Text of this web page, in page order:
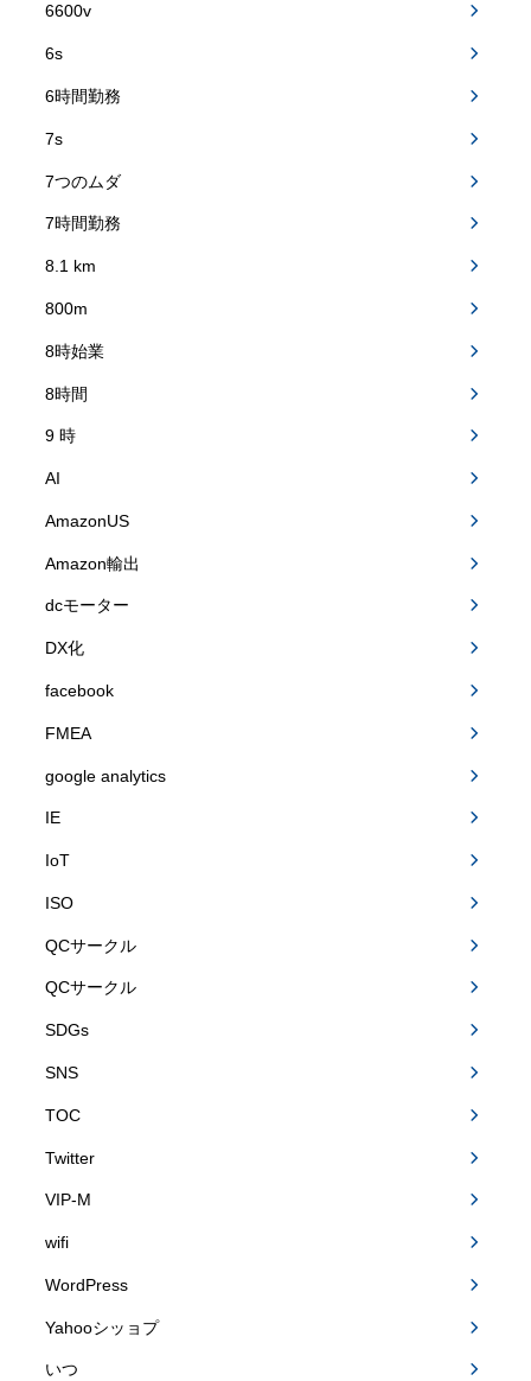
6600v
6s
6時間勤務
7s
7つのムダ
7時間勤務
8.1 km
800m
8時始業
8時間
9 時
AI
AmazonUS
Amazon輸出
dcモーター
DX化
facebook
FMEA
google analytics
IE
IoT
ISO
QCサークル
QCサークル
SDGs
SNS
TOC
Twitter
VIP-M
wifi
WordPress
Yahooシッョプ
いつ